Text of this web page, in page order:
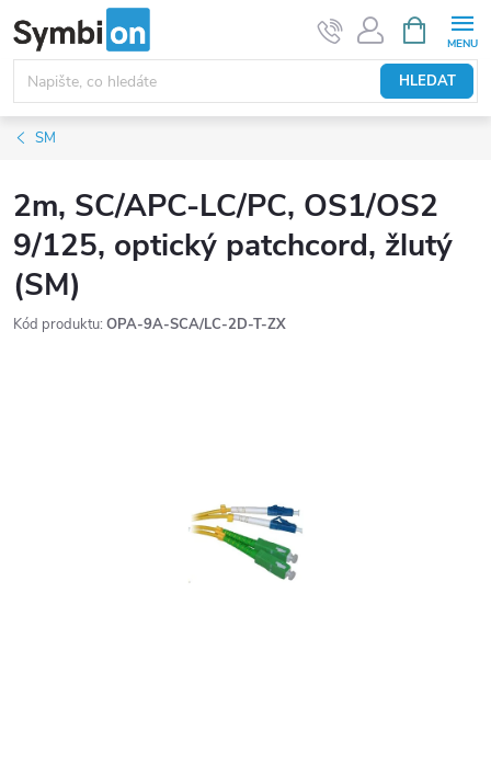
na
obsah
HLEDAT
NÁKUPNÍ
KOŠÍK
SM
2m, SC/APC-LC/PC, OS1/OS2
9/125, optický patchcord, žlutý
(SM)
Kód produktu: OPA-9A-SCA/LC-2D-T-ZX